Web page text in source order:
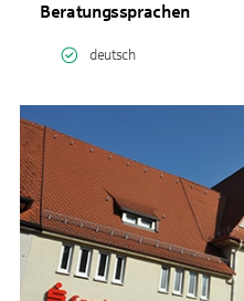
Beratungssprachen
deutsch